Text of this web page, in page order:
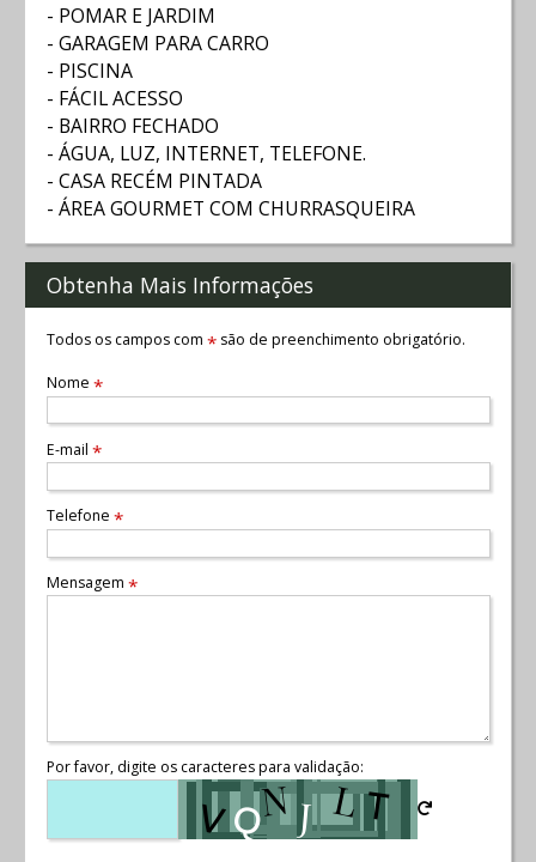
- POMAR E JARDIM
- GARAGEM PARA CARRO
- PISCINA
- FÁCIL ACESSO
- BAIRRO FECHADO
- ÁGUA, LUZ, INTERNET, TELEFONE.
- CASA RECÉM PINTADA
- ÁREA GOURMET COM CHURRASQUEIRA
Obtenha Mais Informações
Todos os campos com *são de preenchimento obrigatório.
Nome *
E-mail *
Telefone *
Mensagem *
Por favor, digite os caracteres para validação: